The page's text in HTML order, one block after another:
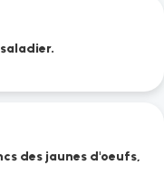
des jaunes d'oeufs,